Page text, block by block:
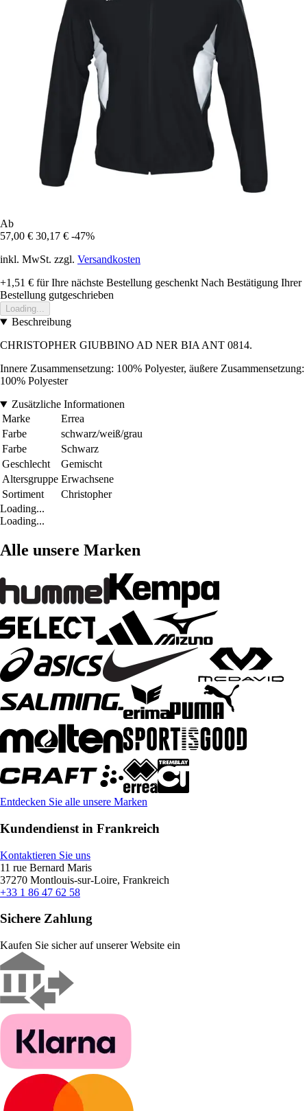
Ab
57,00 € 30,17 € -47%
inkl. MwSt. zzgl. Versandkosten
+1,51 € für Ihre nächste Bestellung geschenkt Nach Bestätigung Ihrer
Bestellung gutgeschrieben
Loading...
Beschreibung
CHRISTOPHER GIUBBINO AD NER BIA ANT 0814.
Innere Zusammensetzung: 100% Polyester, äußere Zusammensetzung:
100% Polyester
Zusätzliche Informationen
Marke
Errea
Farbe
schwarz/weiß/grau
Farbe
Schwarz
Geschlecht
Gemischt
Altersgruppe Erwachsene
Sortiment
Christopher
Loading...
Loading...
Alle unsere Marken
Entdecken Sie alle unsere Marken
Kundendienst in Frankreich
Kontaktieren Sie uns
11 rue Bernard Maris
37270 Montlouis-sur-Loire, Frankreich
+33 1 86 47 62 58
Sichere Zahlung
Kaufen Sie sicher auf unserer Website ein